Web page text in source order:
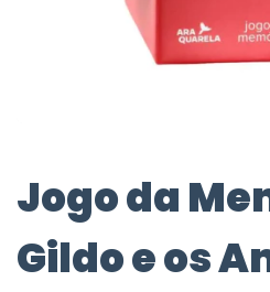
Jogo da
Gildo e os